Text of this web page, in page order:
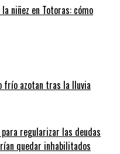
niñez en Totoras: cómo
frío azotan tras la lluvia
regularizar las deudas
quedar inhabilitados